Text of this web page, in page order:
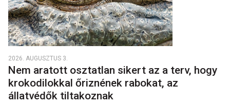
2026. AUGUSZTUS 3.
Nem aratott osztatlan sikert az a terv, hogy
krokodilokkal őriznének rabokat, az
állatvédők tiltakoznak